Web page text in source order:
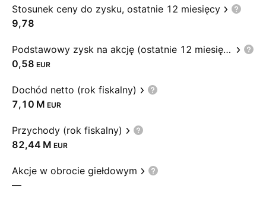
Stosunek ceny do zysku, ostatnie 12 miesięcy
9,78
Podstawowy zysk na akcję (ostatnie 12 miesięcy)
0,58 EUR
Dochód netto (rok fiskalny)
‪7,10 M‬ EUR
Przychody (rok fiskalny)
‪82,44 M‬ EUR
Akcje w obrocie giełdowym
—